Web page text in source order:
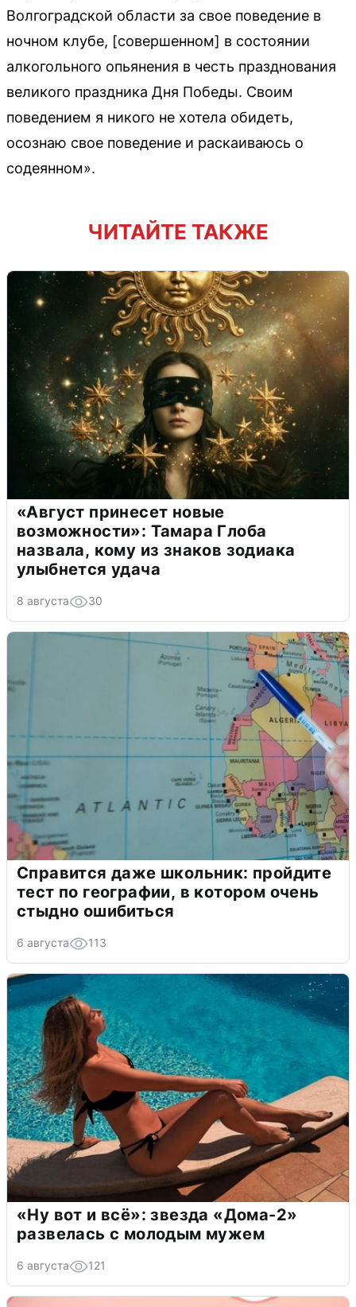
Волгоградской области за свое поведение в
ночном клубе, [совершенном] в состоянии
алкогольного опьянения в честь празднования
великого праздника Дня Победы. Своим
поведением я никого не хотела обидеть,
осознаю свое поведение и раскаиваюсь о
содеянном».
ЧИТАЙТЕ ТАКЖЕ
«Август принесет новые
возможности»: Тамара Глоба
назвала, кому из знаков зодиака
улыбнется удача
8 августа 30
Справится даже школьник: пройдите
тест по географии, в котором очень
стыдно ошибиться
6 августа 113
«Ну вот и всё»: звезда «Дома-2»
развелась с молодым мужем
6 августа 121